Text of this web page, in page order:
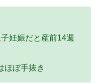
妊娠だと産前14週
ほぼ手抜き